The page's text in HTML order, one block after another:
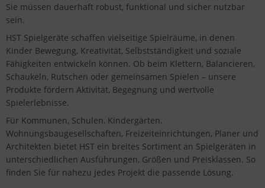
Sie müssen dauerhaft robust, funktional und sicher nutzbar
sein.
HST Spielgeräte schaffen vielseitige Spielräume, in denen
Kinder Bewegung, Kreativität, Selbstständigkeit und soziale
Fähigkeiten entwickeln können. Ob beim Klettern, Balancieren,
Schaukeln, Rutschen oder gemeinsamen Spielen – unsere
Produkte fördern Aktivität, Begegnung und wertvolle
Spielerlebnisse.
Für Kommunen, Schulen, Kindergärten,
Wohnungsbaugesellschaften, Freizeiteinrichtungen, Planer und
Architekten bietet HST ein breites Sortiment an Spielgeräten in
unterschiedlichen Ausführungen, Größen und Preisklassen. So
finden Sie für nahezu jedes Projekt die passende Lösung.